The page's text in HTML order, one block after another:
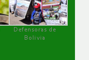
Defensoras de
Bolivia